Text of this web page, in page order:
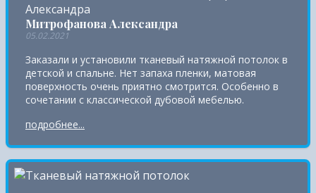
Митрофанова Александра
05.02.2021
Заказали и установили тканевый натяжной потолок в
детской и спальне. Нет запаха пленки, матовая
поверхность очень приятно смотрится. Особенно в
сочетании с классической дубовой мебелью.
подробнее...